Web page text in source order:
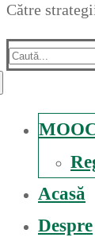
Către
Suche
Acasă
Despre